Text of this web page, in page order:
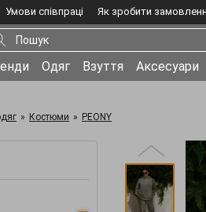
Умови співпраці Як зробити
Одяг Взуття Аксесуари
» Костюми » PEONY